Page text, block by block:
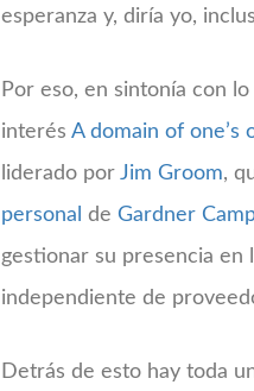
esperanza y, diría yo,
Por eso, en sintonía con
interés A domain of one’s
liderado por Jim Groom,
personal de Gardner
gestionar su presencia en
independiente de
Detrás de esto hay toda